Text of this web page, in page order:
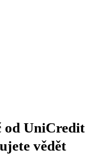
od UniCredit
vědět